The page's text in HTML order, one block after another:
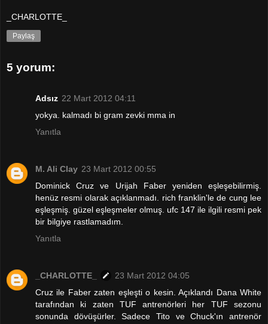
_CHARLOTTE_
Paylaş
5 yorum:
Adsız 22 Mart 2012 04:11
yokya. kalmadı bi gram zevki mma in
Yanıtla
M. Ali Clay 23 Mart 2012 00:55
Dominick Cruz ve Urijah Faber yeniden eşleşebilirmiş.
henüz resmi olarak açıklanmadı. rich franklin'le de cung lee
eşleşmiş. güzel eşleşmeler olmuş. ufc 147 ile ilgili resmi pek
bir bilgiye rastlamadım.
Yanıtla
_CHARLOTTE_
23 Mart 2012 04:05
Cruz ile Faber zaten eşleşti o kesin. Açıklandı Dana White
tarafından ki zaten TUF antrenörleri her TUF sezonu
sonunda dövüşürler. Sadece Tito ve Chuck'ın antrenör